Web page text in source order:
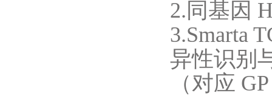
2.同基因
3.Smarta
异性识别
（对应